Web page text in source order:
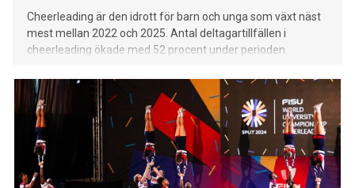
Cheerleading är den idrott för barn och unga som växt näst
mest mellan 2022 och 2025. Antal deltagartillfällen i
cheerleading ökade med 52 procent under perioden.